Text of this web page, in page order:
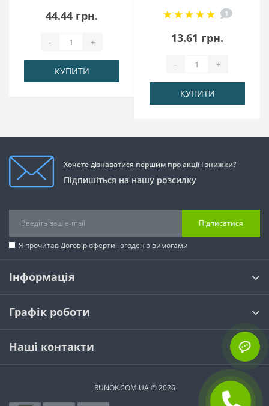
44.44 грн.
- +
КУПИТИ
1
13.61 грн.
- +
КУПИТИ
Хочете дізнаватися першим про акції і знижки?
Підпишіться на нашу розсилку
Підписатися
Я прочитавДоговір оферти і згоден з вимогами
Інформація
Графік роботи
Наші контакти
RUNOK.COM.UA © 2026